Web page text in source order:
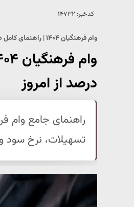
کدخبر: ۱۴۷۳۲
وام فرهنگیان ۱۴۰۴ | راهنمای کامل دریافت وام برای فرهنگیان و دانشجومعلمان
درصد از امروز
تسهیلات، نرخ سود